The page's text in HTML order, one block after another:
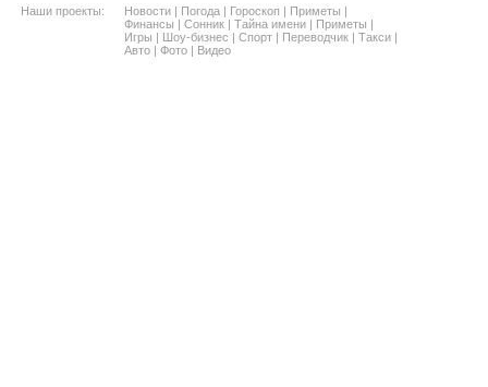
Наши проекты:
Новости | Погода | Гороскоп | Приметы |
Финансы | Сонник | Тайна имени | Приметы |
Игры | Шоу-бизнес | Спорт | Переводчик | Такси |
Авто | Фото | Видео